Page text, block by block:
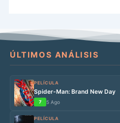
ÚLTIMOS ANÁLISIS
PELÍCULA
Spider-Man: Brand New Day
7 5 Ago
PELÍCULA